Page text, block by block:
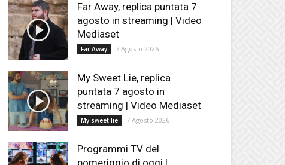
Far Away, replica puntata 7
agosto in streaming | Video
Mediaset
Far Away 7 Agosto 2026
My Sweet Lie, replica
puntata 7 agosto in
streaming | Video Mediaset
My sweet lie 7 Agosto 2026
Programmi TV del